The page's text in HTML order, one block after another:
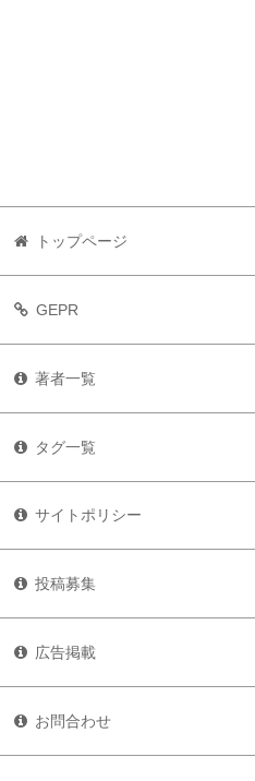
トップページ
GEPR
著者一覧
タグ一覧
サイトポリシー
投稿募集
広告掲載
お問合わせ